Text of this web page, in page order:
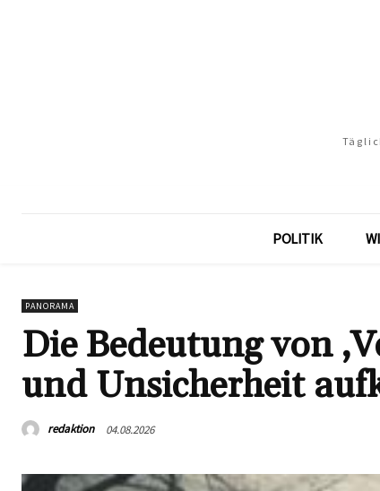
POLITIK
PANORAMA
Die Bedeutung von
und Unsicherheit
redaktion 04.08.2026